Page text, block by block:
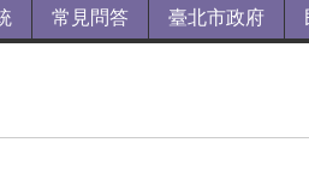
常見問答 臺北市政府